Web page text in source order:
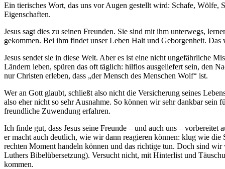
Ein tierisches Wort, das uns vor Augen gestellt wird: Schafe, Wölfe,
Eigenschaften.
Jesus sagt dies zu seinen Freunden. Sie sind mit ihm unterwegs,
gekommen. Bei ihm findet unser Leben Halt und Geborgenheit.
Jesus sendet sie in diese Welt. Aber es ist eine nicht ungefährliche
Ländern leben, spüren das oft täglich: hilflos ausgeliefert sein, den
nur Christen erleben, dass „der Mensch des Menschen Wolf“ ist.
Wer an Gott glaubt, schließt also nicht die Versicherung seines
also eher nicht so sehr Ausnahme. So können wir sehr dankbar
freundliche Zuwendung erfahren.
Ich finde gut, dass Jesus seine Freunde – und auch uns –
er macht auch deutlich, wie wir dann reagieren können: klug wie
rechten Moment handeln können und das richtige tun. Doch sind
Luthers Bibelübersetzung). Versucht nicht, mit Hinterlist und
kommen.